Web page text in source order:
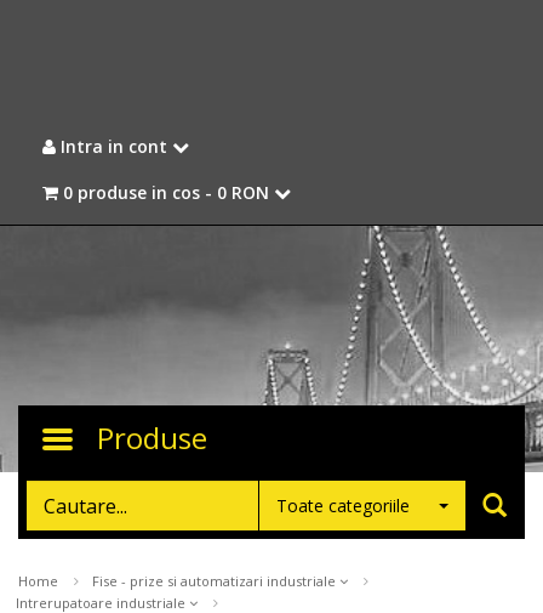
Intra in cont
0 produse in cos - 0 RON
Toggle
Produse
Toate categoriile
Home
Fise - prize si automatizari industriale
Intrerupatoare industriale